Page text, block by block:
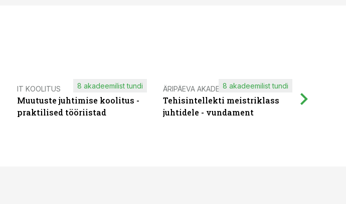
IT KOOLITUS
Muutuste juhtimise koolitus -
praktilised tööriistad
8 akadeemilist tundi ÄRIPÄEVA AKADEEMIA
Tehisintellekti meistriklass
juhtidele - vundament
8 akadeemilist tundi